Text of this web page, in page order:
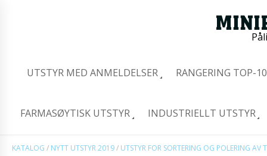
UTSTYR MED ANMELDELSER RANGERING TOP-
FARMASØYTISK UTSTYR INDUSTRIELLT UTSTYR
KATALOG / NYTT UTSTYR 2019/ UTSTYR FOR SORTERING OG POLERING AV